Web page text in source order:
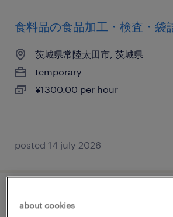
食料品の食品加工・検査・袋
茨城県常陸太田市, 茨城県
temporary
¥1300.00 per hour
posted 14 july 2026
食料品の食品加工・検査・袋
about cookies